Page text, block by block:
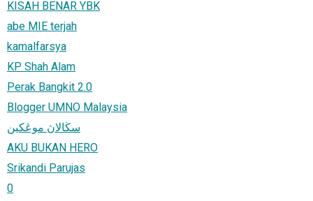
KISAH BENAR YBK
abe MIE terjah
kamalfarsya
KP Shah Alam
Perak Bangkit 2.0
Blogger UMNO Malaysia
سڬالاڽ موڠكين
AKU BUKAN HERO
Srikandi Parujas
0